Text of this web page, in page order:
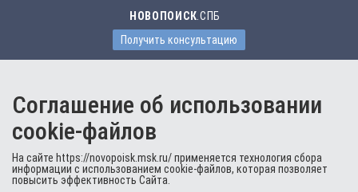
НОВОПОИСК .СПБ
Получить консультацию
Соглашение об использовании
cookie-файлов
На сайте https://novopoisk.msk.ru/ применяется технология сбора
информации с использованием cookie-файлов, которая позволяет
повысить эффективность Сайта.